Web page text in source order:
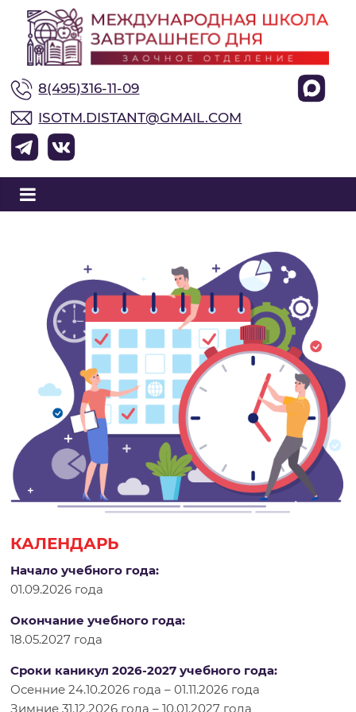
М
е
ж
д
о
д
а
я
ш
к
8(495)316-11-09
ISOTM.DISTANT@GMAIL.COM
КАЛЕНДАРЬ
Начало учебного года:
01.09.2026 года
Окончание учебного года:
18.05.2027 года
Сроки каникул 2026-2027 учебного года:
Осенние 24.10.2026 года – 01.11.2026 года
Зимние 31.12.2026 года – 10.01.2027 года